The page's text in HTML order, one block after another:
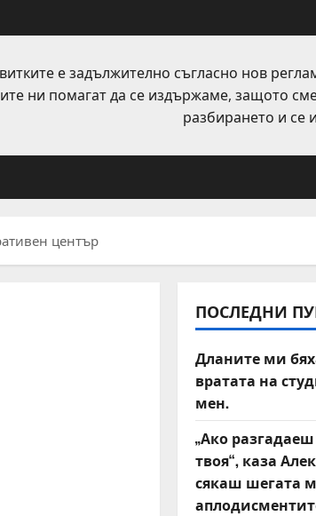
е задължително съгласно нов
ни помагат да се издържаме, защото
разбирането и се
център
ПОСЛЕДНИ
Дланите ми
вратата на
мен.
„Ако
твоя“, каза
сякаш шегата